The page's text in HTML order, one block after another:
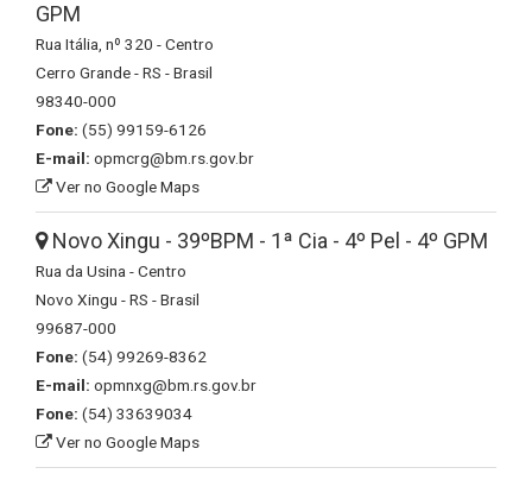
GPM
Rua Itália, nº 320 - Centro
Cerro Grande - RS - Brasil
98340-000
Fone: (55) 99159-6126
E-mail: opmcrg@bm.rs.gov.br
Ver no Google Maps
Novo Xingu - 39ºBPM - 1ª Cia - 4º Pel - 4º GPM
Rua da Usina - Centro
Novo Xingu - RS - Brasil
99687-000
Fone: (54) 99269-8362
E-mail: opmnxg@bm.rs.gov.br
Fone: (54) 33639034
Ver no Google Maps